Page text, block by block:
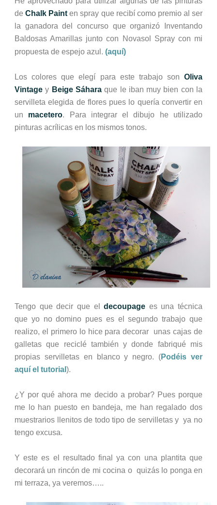
deChalk Paint en spray que recibí como premio al ser
la ganadora del concurso que organizó Inventando
Baldosas Amarillas junto con Novasol Spray con mi
propuesta de espejo azul. (aquí)
Los colores que elegí para este trabajo son Oliva
Vintage y Beige Sáharaque le iban muy bien con la
servilleta elegida de flores pues lo quería convertir en
un macetero. Para integrar el dibujo he utilizado
pinturas acrílicas en los mismos tonos.
Tengo que decir que eldecoupage es una técnica
que yo no domino pues es el segundo trabajo que
realizo, el primero lo hice para decorar unas cajas de
galletas que reciclé también y donde fabriqué mis
propias servilletas en blanco y negro. (Podéis ver
aquí el tutorial ).
¿Y por qué ahora me decido a probar? Pues porque
me lo han puesto en bandeja, me han regalado dos
muestrarios llenitos de todo tipo de servilletas y ya no
tengo excusa.
Y este es el resultado final ya con una plantita que
decorará un rincón de mi cocina o quizás lo ponga en
mi terraza, ya veremos…..